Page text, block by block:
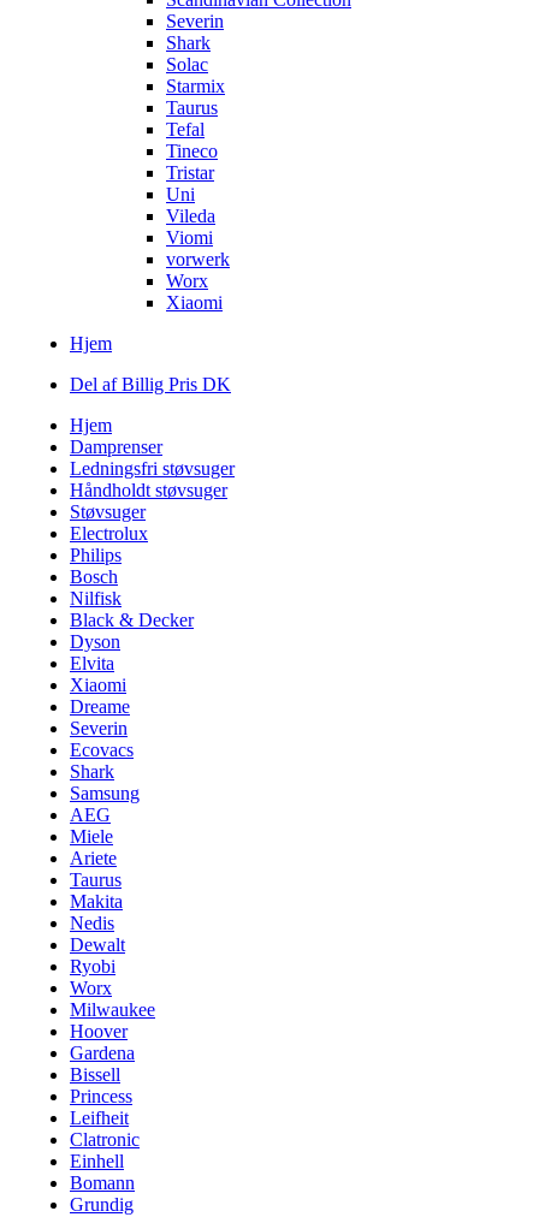
Severin
Shark
Solac
Starmix
Taurus
Tefal
Tineco
Tristar
Uni
Vileda
Viomi
vorwerk
Worx
Xiaomi
Hjem
Del af Billig Pris DK
Hjem
Damprenser
Ledningsfri støvsuger
Håndholdt støvsuger
Støvsuger
Electrolux
Philips
Bosch
Nilfisk
Black & Decker
Dyson
Elvita
Xiaomi
Dreame
Severin
Ecovacs
Shark
Samsung
AEG
Miele
Ariete
Taurus
Makita
Nedis
Dewalt
Ryobi
Worx
Milwaukee
Hoover
Gardena
Bissell
Princess
Leifheit
Clatronic
Einhell
Bomann
Grundig